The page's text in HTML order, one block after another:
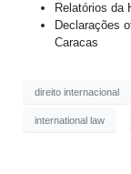
Relatórios da
Declarações
Caracas
direito internacional
international law